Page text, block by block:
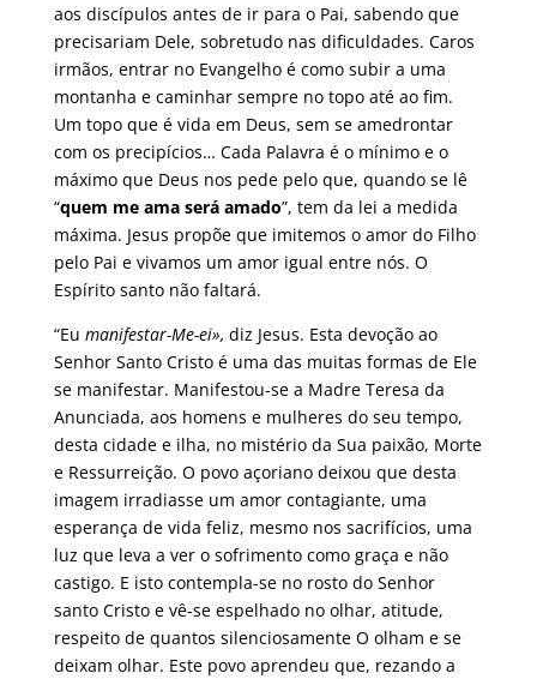
aos discípulos antes de ir para o Pai, sabendo que
precisariam Dele, sobretudo nas dificuldades. Caros
irmãos, entrar no Evangelho é como subir a uma
montanha e caminhar sempre no topo até ao fim.
Um topo que é vida em Deus, sem se amedrontar
com os precipícios… Cada Palavra é o mínimo e o
máximo que Deus nos pede pelo que, quando se lê
“quem me ama será amado”, tem da lei a medida
máxima. Jesus propõe que imitemos o amor do Filho
pelo Pai e vivamos um amor igual entre nós. O
Espírito santo não faltará.
“Eu manifestar-Me-ei», diz Jesus. Esta devoção ao
Senhor Santo Cristo é uma das muitas formas de Ele
se manifestar. Manifestou-se a Madre Teresa da
Anunciada, aos homens e mulheres do seu tempo,
desta cidade e ilha, no mistério da Sua paixão, Morte
e Ressurreição. O povo açoriano deixou que desta
imagem irradiasse um amor contagiante, uma
esperança de vida feliz, mesmo nos sacrifícios, uma
luz que leva a ver o sofrimento como graça e não
castigo. E isto contempla-se no rosto do Senhor
santo Cristo e vê-se espelhado no olhar, atitude,
respeito de quantos silenciosamente O olham e se
deixam olhar. Este povo aprendeu que, rezando a